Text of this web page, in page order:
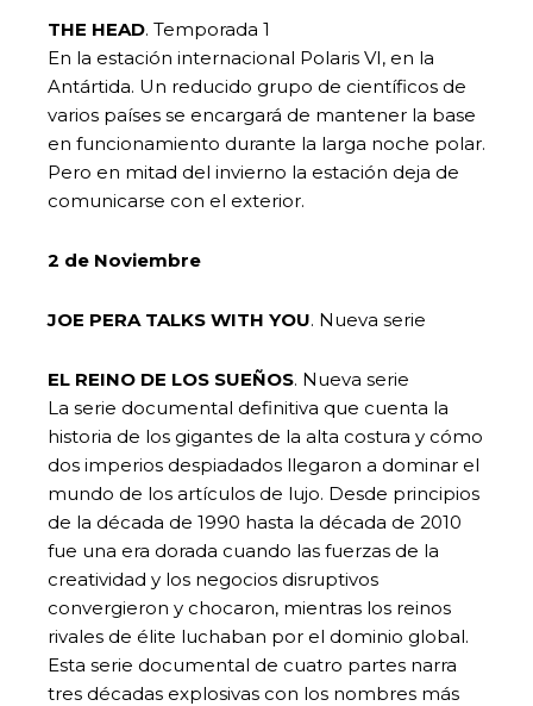
THE HEAD. Temporada 1
En la estación internacional Polaris VI, en la
Antártida. Un reducido grupo de científicos de
varios países se encargará de mantener la base
en funcionamiento durante la larga noche polar.
Pero en mitad del invierno la estación deja de
comunicarse con el exterior.
2 de Noviembre
JOE PERA TALKS WITH YOU. Nueva serie
EL REINO DE LOS SUEÑOS. Nueva serie
La serie documental definitiva que cuenta la
historia de los gigantes de la alta costura y cómo
dos imperios despiadados llegaron a dominar el
mundo de los artículos de lujo. Desde principios
de la década de 1990 hasta la década de 2010
fue una era dorada cuando las fuerzas de la
creatividad y los negocios disruptivos
convergieron y chocaron, mientras los reinos
rivales de élite luchaban por el dominio global.
Esta serie documental de cuatro partes narra
tres décadas explosivas con los nombres más